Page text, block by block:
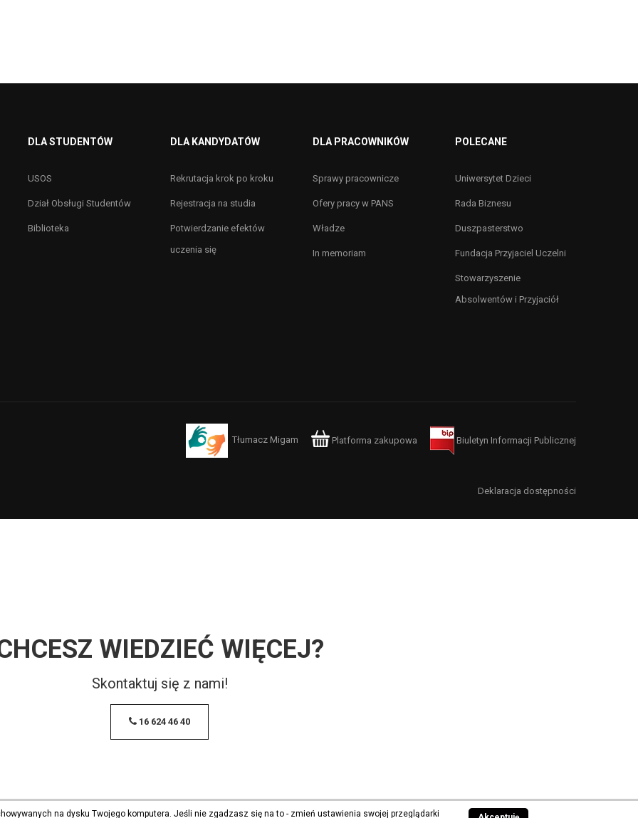
DLA STUDENTÓW
USOS
Dział Obsługi Studentów
Biblioteka
DLA KANDYDATÓW
Rekrutacja krok po kroku
Rejestracja na studia
Potwierdzanie efektów
uczenia się
DLA PRACOWNIKÓW
Sprawy pracownicze
Ofery pracy w PANS
Władze
In memoriam
POLECANE
Uniwersytet Dzieci
Rada Biznesu
Duszpasterstwo
Fundacja Przyjaciel Uczelni
Stowarzyszenie
Absolwentów i Przyjaciół
Tłumacz Migam Platforma zakupowa Biuletyn Informacji Publicznej
Deklaracja dostępności
WIEDZIEĆ WIĘCEJ?
Skontaktuj się z nami!
16 624 46 40
na dysku Twojego komputera. Jeśli nie zgadzasz się na to - zmień ustawienia swojej przeglądarki